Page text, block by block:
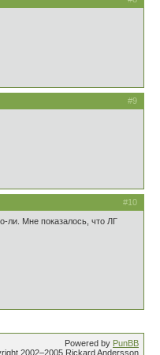
#9
#10
ли. Мне показалось, что ЛГ
Powered by PunBB
2002–2005 Rickard Andersson